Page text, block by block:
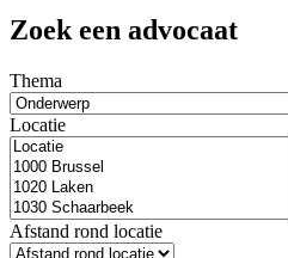
Zoek een advocaat
Thema
Locatie
Afstand rond locatie